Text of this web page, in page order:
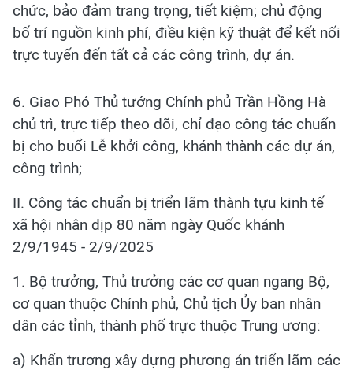
chức, bảo đảm trang trọng, tiết kiệm; chủ động
bố trí nguồn kinh phí, điều kiện kỹ thuật để kết nối
trực tuyến đến tất cả các công trình, dự án.
6. Giao Phó Thủ tướng Chính phủ Trần Hồng Hà
chủ trì, trực tiếp theo dõi, chỉ đạo công tác chuẩn
bị cho buổi Lễ khởi công, khánh thành các dự án,
công trình;
II. Công tác chuẩn bị triển lãm thành tựu kinh tế
xã hội nhân dịp 80 năm ngày Quốc khánh
2/9/1945 - 2/9/2025
1. Bộ trưởng, Thủ trưởng các cơ quan ngang Bộ,
cơ quan thuộc Chính phủ, Chủ tịch Ủy ban nhân
dân các tỉnh, thành phố trực thuộc Trung ương:
a) Khẩn trương xây dựng phương án triển lãm các